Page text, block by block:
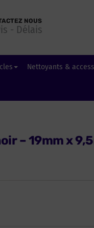
NOUS
- Délais
Nettoyants &
– 19mm x